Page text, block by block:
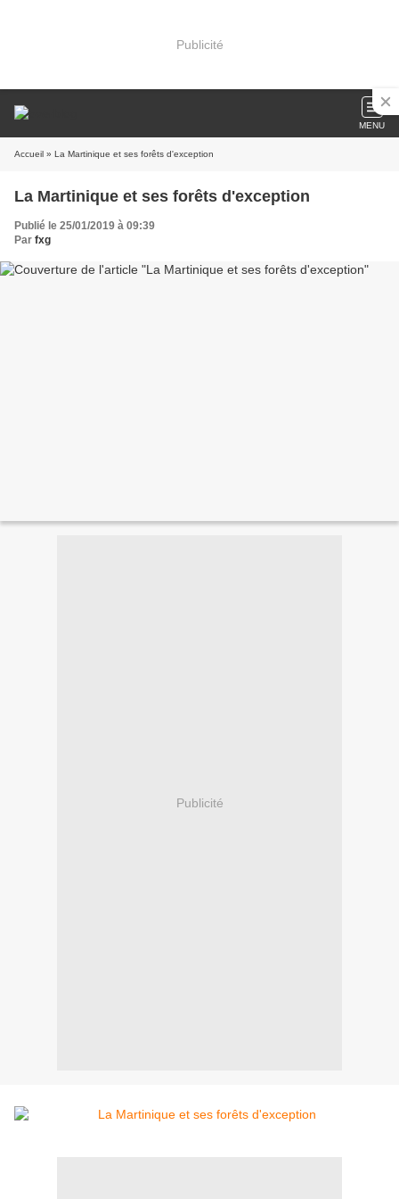
Publicité
MENU
Accueil » La Martinique et ses forêts d'exception
La Martinique et ses forêts d'exception
Publié le 25/01/2019 à 09:39
Par fxg
Publicité